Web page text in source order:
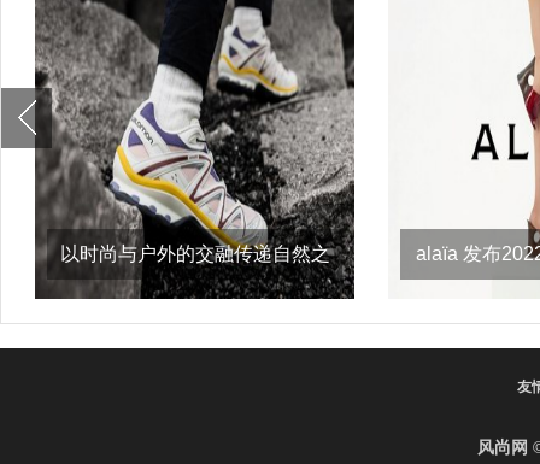
以时尚与户外的交融传递自然之
意，salomon
alaïa 发布
友
风尚网